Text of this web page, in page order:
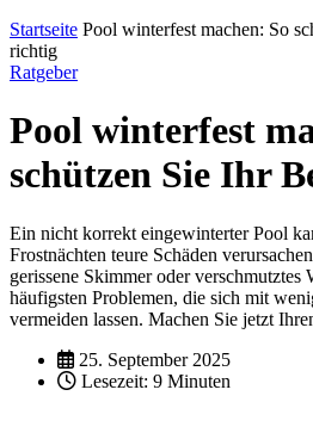
Startseite Pool winterfest machen: So
richtig
Ratgeber
Pool winterfest
schützen Sie Ihr
Ein nicht korrekt eingewinterter Pool
Frostnächten teure Schäden
gerissene Skimmer oder verschmutztes
häufigsten Problemen, die sich mit
vermeiden lassen. Machen Sie jetzt
25. September 2025
Lesezeit: 9 Minuten